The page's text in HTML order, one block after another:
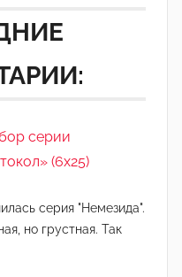
серии
(6х25)
серия "Немезида".
но грустная. Так